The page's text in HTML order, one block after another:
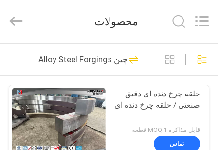
صفحه
اصلی
محصولات
فیلم
NEW
ENERGY
All
Reserved.
Heavy Steel
Forgings
36
محصولات
چین Alloy Steel Forgings
حلقه چرخ دنده ای دقیق
صنعتی / حلقه چرخ دنده ای
قابل مذاکره MOQ:1 قطعه
تماس